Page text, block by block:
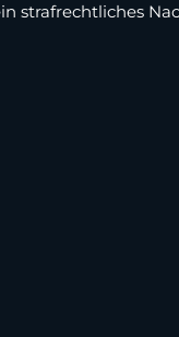
strafrechtliches